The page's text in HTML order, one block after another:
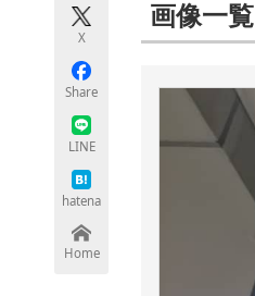
X
Share
LINE
hatena
Home
画像一覧